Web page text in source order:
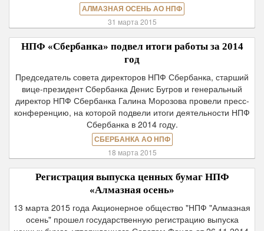
АЛМАЗНАЯ ОСЕНЬ АО НПФ
31 марта 2015
НПФ «Сбербанка» подвел итоги работы за 2014
год
Председатель совета директоров НПФ Сбербанка, старший
вице-президент Сбербанка Денис Бугров и генеральный
директор НПФ Сбербанка Галина Морозова провели пресс-
конференцию, на которой подвели итоги деятельности НПФ
Сбербанка в 2014 году.
СБЕРБАНКА АО НПФ
18 марта 2015
Регистрация выпуска ценных бумаг НПФ
«Алмазная осень»
13 марта 2015 года Акционерное общество "НПФ "Алмазная
осень" прошел государственную регистрацию выпуска